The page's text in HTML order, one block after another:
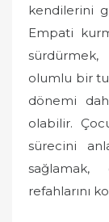
kendilerini
Empati
olumlu bir
dönemi
olabilir.
sürecini
refahlarını